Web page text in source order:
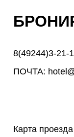
8(49244)3-21-
ПОЧТА:
Карта